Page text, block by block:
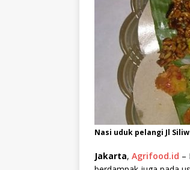
Nasi uduk pelangi Jl
Jakarta, Agrifood.id –